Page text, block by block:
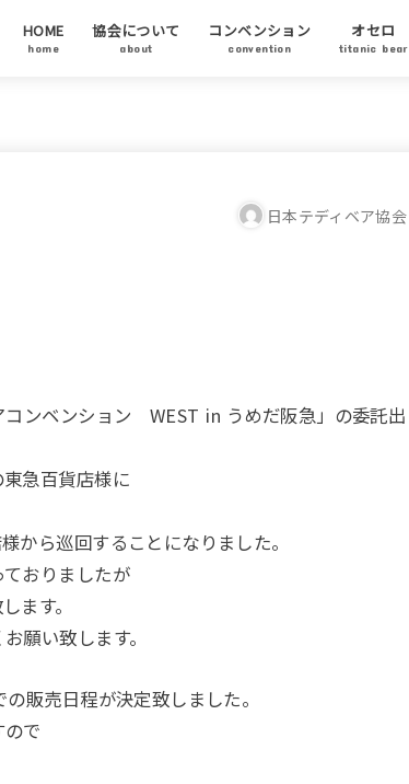
HOME
home
協会について
about
コンベンション
convention
オセロ
titanic bear
日本テディベア協会
コンベンション WEST in うめだ阪急」の委託出
急百貨店様に
から巡回することになりました。
おりましたが
ます。
願い致します。
販売日程が決定致しました。
で